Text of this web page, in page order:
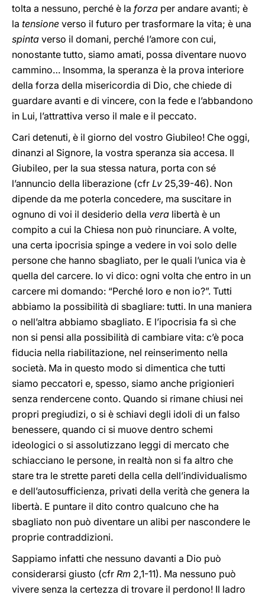
tolta a nessuno, perché è la forza per andare avanti; è
la tensione verso il futuro per trasformare la vita; è una
spinta verso il domani, perché l’amore con cui,
nonostante tutto, siamo amati, possa diventare nuovo
cammino… Insomma, la speranza è la prova interiore
della forza della misericordia di Dio, che chiede di
guardare avanti e di vincere, con la fede e l’abbandono
in Lui, l’attrattiva verso il male e il peccato.
Cari detenuti, è il giorno del vostro Giubileo! Che oggi,
dinanzi al Signore, la vostra speranza sia accesa. Il
Giubileo, per la sua stessa natura, porta con sé
l’annuncio della liberazione (cfr Lv 25,39-46). Non
dipende da me poterla concedere, ma suscitare in
ognuno di voi il desiderio della vera libertà è un
compito a cui la Chiesa non può rinunciare. A volte,
una certa ipocrisia spinge a vedere in voi solo delle
persone che hanno sbagliato, per le quali l’unica via è
quella del carcere. Io vi dico: ogni volta che entro in un
carcere mi domando: “Perché loro e non io?”. Tutti
abbiamo la possibilità di sbagliare: tutti. In una maniera
o nell’altra abbiamo sbagliato. E l’ipocrisia fa sì che
non si pensi alla possibilità di cambiare vita: c’è poca
fiducia nella riabilitazione, nel reinserimento nella
società. Ma in questo modo si dimentica che tutti
siamo peccatori e, spesso, siamo anche prigionieri
senza rendercene conto. Quando si rimane chiusi nei
propri pregiudizi, o si è schiavi degli idoli di un falso
benessere, quando ci si muove dentro schemi
ideologici o si assolutizzano leggi di mercato che
schiacciano le persone, in realtà non si fa altro che
stare tra le strette pareti della cella dell’individualismo
e dell’autosufficienza, privati della verità che genera la
libertà. E puntare il dito contro qualcuno che ha
sbagliato non può diventare un alibi per nascondere le
proprie contraddizioni.
Sappiamo infatti che nessuno davanti a Dio può
considerarsi giusto (cfr Rm 2,1-11). Ma nessuno può
vivere senza la certezza di trovare il perdono! Il ladro